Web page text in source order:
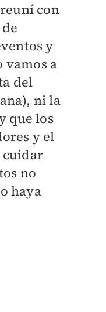
con
y
vamos a
del
ni la
que los
y el
cuidar
no
haya